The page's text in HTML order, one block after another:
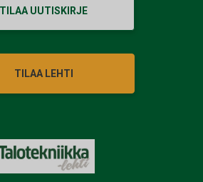
TILAA UUTISKIRJE
TILAA LEHTI